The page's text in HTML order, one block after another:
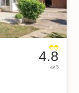
4.8
av 5